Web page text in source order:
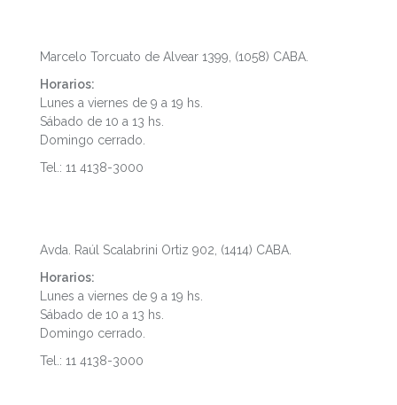
Marcelo Torcuato de Alvear 1399, (1058) CABA.
Horarios:
Lunes a viernes de 9 a 19 hs.
Sábado de 10 a 13 hs.
Domingo cerrado.
Tel.: 11 4138-3000
Avda. Raúl Scalabrini Ortiz 902, (1414) CABA.
Horarios:
Lunes a viernes de 9 a 19 hs.
Sábado de 10 a 13 hs.
Domingo cerrado.
Tel.: 11 4138-3000